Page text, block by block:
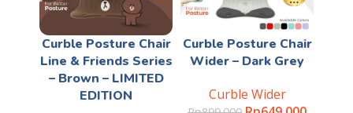
Curble Posture Chair
Line & Friends Series
– Brown – LIMITED
EDITION
Curble Posture Chair
Wider – Dark Grey
Curble Wider